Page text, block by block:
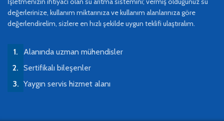
değerlerinize, kullanım miktarınıza ve kullanım alanlarınıza göre
değerlendirelim, sizlere en hızlı şekilde uygun teklifi ulaştıralım.
Alanında uzman mühendisler
Sertifikalı bileşenler
Yaygın servis hizmet alanı